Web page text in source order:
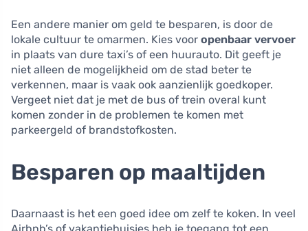
Een andere manier om geld te besparen, is door de
lokale cultuur te omarmen. Kies voor openbaar vervoer
in plaats van dure taxi’s of een huurauto. Dit geeft je
niet alleen de mogelijkheid om de stad beter te
verkennen, maar is vaak ook aanzienlijk goedkoper.
Vergeet niet dat je met de bus of trein overal kunt
komen zonder in de problemen te komen met
parkeergeld of brandstofkosten.
Besparen op maaltijden
Daarnaast is het een goed idee om zelf te koken. In veel